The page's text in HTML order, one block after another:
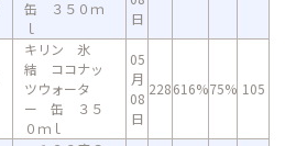
缶 ３５０ｍ
ｌ
日
キリン 氷
結 ココナッ
ツウォータ
ー 缶 ３５
０ｍｌ
05
月
08
日
228616%75% 105